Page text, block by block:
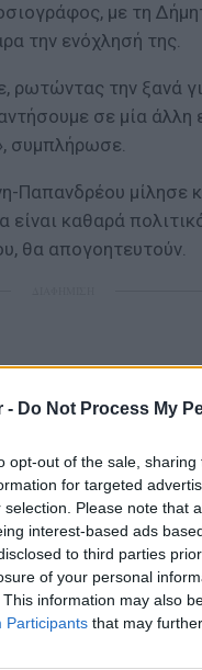
- Do Not Process My
opt-out of the sale,
for targeted
selection. Please note that
interest-based ads
to third parties
of your personal
information may also
Participants that may
με τη
την ενόχλησή της.
την ξανά
σε μία άλλη
συμπλήρωσε.
Παπανδρέου μίλησε
καθαρά
θα απογοητευτούν.